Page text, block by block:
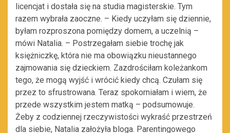
licencjat i dostała się na studia magisterskie. Tym
razem wybrała zaoczne. – Kiedy uczyłam się dziennie,
byłam rozproszona pomiędzy domem, a uczelnią –
mówi Natalia. – Postrzegałam siebie trochę jak
księżniczkę, która nie ma obowiązku nieustannego
zajmowania się dzieckiem. Zazdrościłam koleżankom
tego, że mogą wyjść i wrócić kiedy chcą. Czułam się
przez to sfrustrowana. Teraz spokorniałam i wiem, że
przede wszystkim jestem matką – podsumowuje.
Żeby z codziennej rzeczywistości wykraść przestrzeń
dla siebie, Natalia założyła bloga. Parentingowego